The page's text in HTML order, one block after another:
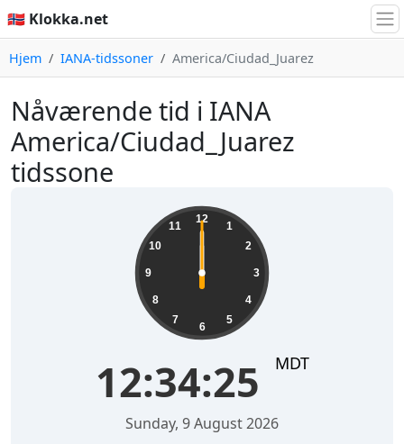
🇳🇴 Klokka.net
Hjem IANA-tidssoner America/Ciudad_Juarez
Nåværende tid i IANA
America/Ciudad_Juarez
tidssone
12
1
2
3
4
5
6
7
8
9
10
11
12:34:25 MDT
Sunday, 9 August 2026